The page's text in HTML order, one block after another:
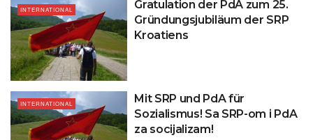
INTERNATIONAL
Gratulation der PdA zum 25.
Gründungsjubiläum der SRP
Kroatiens
INTERNATIONAL
Mit SRP und PdA für
Sozialismus! Sa SRP-om i PdA
za socijalizam!